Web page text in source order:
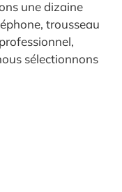
une dizaine
trousseau
sélectionnons